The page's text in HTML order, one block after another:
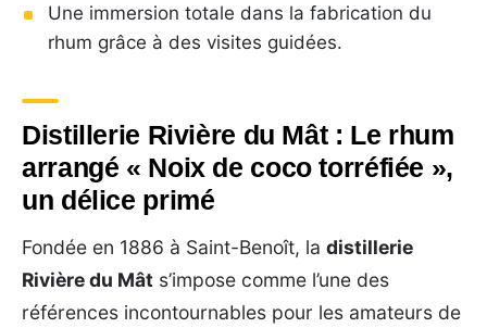
Une immersion totale dans la fabrication du
rhum grâce à des visites guidées.
Distillerie Rivière du Mât : Le rhum
arrangé « Noix de coco torréfiée »,
un délice primé
Fondée en 1886 à Saint-Benoît, la distillerie
Rivière du Mât s’impose comme l’une des
références incontournables pour les amateurs de